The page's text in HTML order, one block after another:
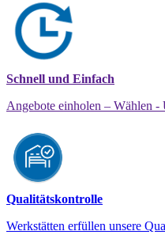
Schnell und Einfach
Angebote einholen – Wählen -
Qualitätskontrolle
Werkstätten erfüllen unsere